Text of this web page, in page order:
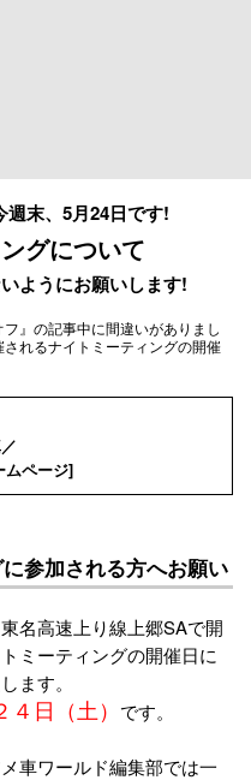
末、5月24日です!
グについて
ようにお願いします!
』の記事中に間違いがありまし
れるナイトミーティングの開催
ムページ]
参加される方へお願い
名高速上り線上郷SAで開
ミーティングの開催日に
ます。
日（土） です。
車ワールド編集部では一